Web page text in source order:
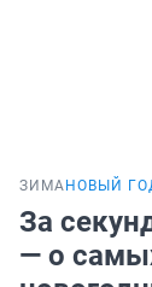
ЗИМА НОВЫЙ
За
— о